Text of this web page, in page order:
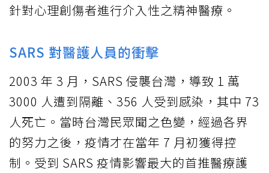
針對心理創傷者進行介入性之精神醫療。
SARS 對醫護人員的衝擊
2003 年 3 月，SARS 侵襲台灣，導致 1 萬
3000 人遭到隔離、356 人受到感染，其中 73
人死亡。當時台灣民眾聞之色變，經過各界
的努力之後，疫情才在當年 7 月初獲得控
制。受到 SARS 疫情影響最大的首推醫療護